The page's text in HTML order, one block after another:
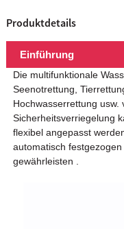
Produktdetails
Einführung
Die multifunktionale
Seenotrettung,
Hochwasserrettung
Sicherheitsverriegelung
flexibel angepasst
automatisch
gewährleisten .